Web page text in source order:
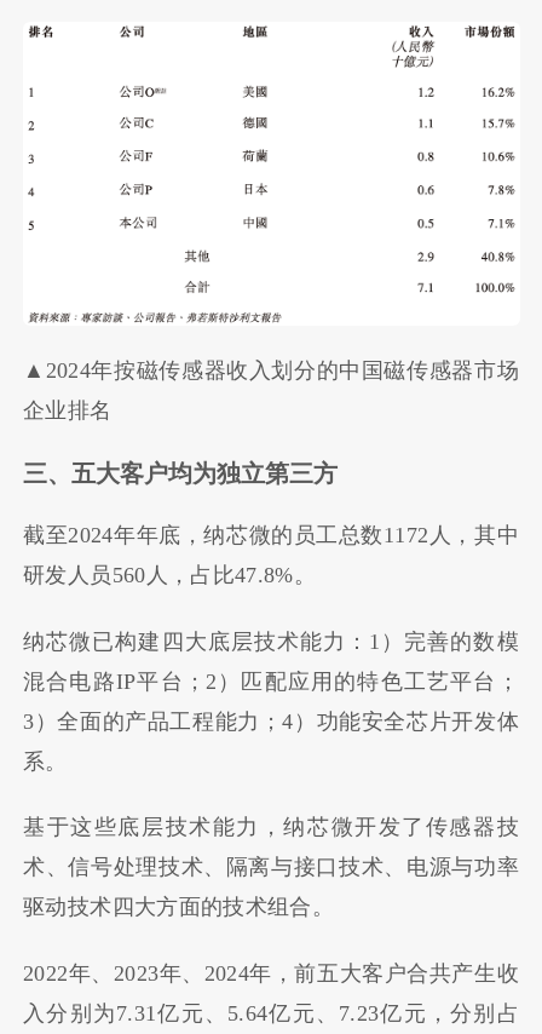
▲2024年按磁传感器收入划分的中国磁传感器市场
企业排名
三、五大客户均为独立第三方
截至2024年年底，纳芯微的员工总数1172人，其中
研发人员560人，占比47.8%。
纳芯微已构建四大底层技术能力：1）完善的数模
混合电路IP平台；2）匹配应用的特色工艺平台；
3）全面的产品工程能力；4）功能安全芯片开发体
系。
基于这些底层技术能力，纳芯微开发了传感器技
术、信号处理技术、隔离与接口技术、电源与功率
驱动技术四大方面的技术组合。
2022年、2023年、2024年，前五大客户合共产生收
入分别为7.31亿元、5.64亿元、7.23亿元，分别占